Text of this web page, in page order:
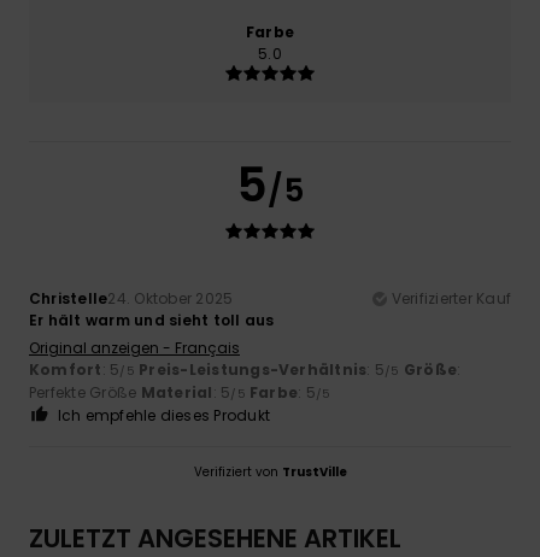
Farbe
5.0
5/5
Christelle24. Oktober 2025
Verifizierter Kauf
Er hält warm und sieht toll aus
Original anzeigen - Français
Komfort: 5/5 Preis-Leistungs-Verhältnis: 5/5 Größe:
Perfekte Größe Material: 5/5 Farbe: 5/5
Ich empfehle dieses Produkt
Verifiziert von TrustVille
ZULETZT ANGESEHENE ARTIKEL